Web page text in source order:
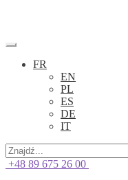
FR
EN
PL
ES
DE
IT
+48 89 675 26 00